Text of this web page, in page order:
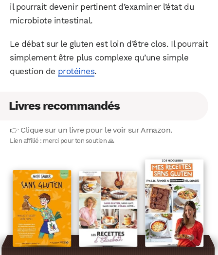
il pourrait devenir pertinent d’examiner l’état du
microbiote intestinal.
Le débat sur le gluten est loin d’être clos. Il pourrait
simplement être plus complexe qu’une simple
question de protéines.
Livres recommandés
👉 Clique sur un livre pour le voir sur Amazon.
Lien affilié : merci pour ton soutien 🙏